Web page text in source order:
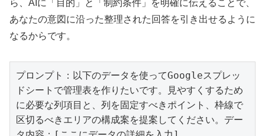
ら、AIに「目的」と「制約条件」を明確に伝えることで、
あなたの意図に沿った整理された回答を引き出せるように
なるからです。
プロンプト：以下のデータを使ってGoogleスプレッ
ドシートで管理表を作りたいです。見やすくするため
に必要な列項目と、列を固定すべきポイント、枠線で
区切るべきエリアの構成案を提案してください。デー